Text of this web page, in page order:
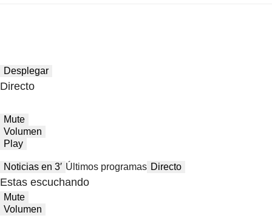
Desplegar
Directo
Mute
Volumen
Play
Noticias en 3′ Últimos programas Directo
Estas escuchando
Mute
Volumen